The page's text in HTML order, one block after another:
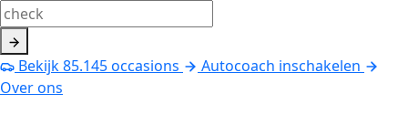
Bekijk85.145occasions
Autocoach inschakelen
Over ons